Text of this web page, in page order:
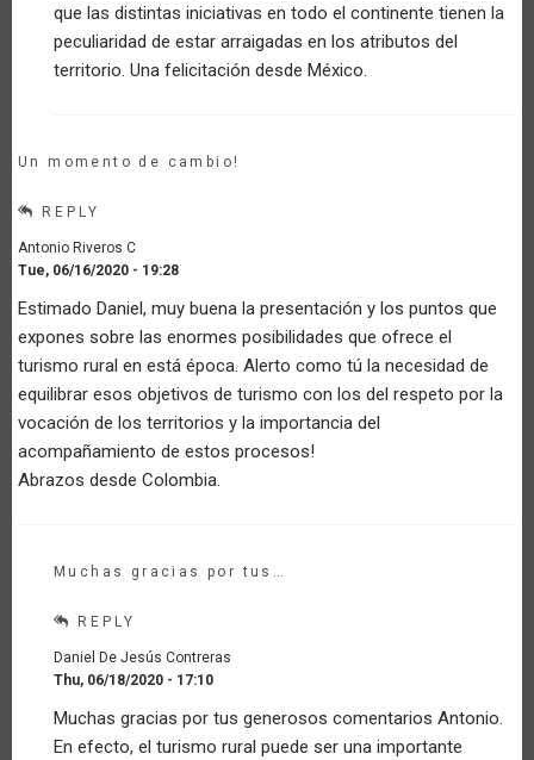
campesina
y
local.
verified)
que las distintas iniciativas en todo el continente tienen la
peculiaridad de estar arraigadas en los atributos del
territorio. Una felicitación desde México.
Un momento de cambio!
REPLY
Antonio Riveros C
Tue, 06/16/2020 - 19:28
Estimado Daniel, muy buena la presentación y los puntos que
expones sobre las enormes posibilidades que ofrece el
turismo rural en está época. Alerto como tú la necesidad de
equilibrar esos objetivos de turismo con los del respeto por la
vocación de los territorios y la importancia del
acompañamiento de estos procesos!
Abrazos desde Colombia.
Muchas gracias por tus…
REPLY
Daniel De Jesús Contreras
Thu, 06/18/2020 - 17:10
reply
to
Muchas gracias por tus generosos comentarios Antonio.
En efecto, el turismo rural puede ser una importante